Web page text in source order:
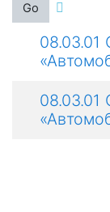
Go
08.03.01
08.03.01